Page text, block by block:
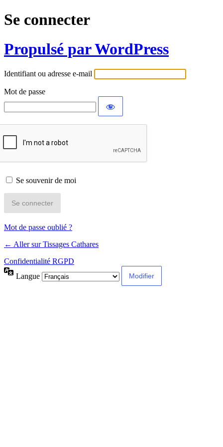
Se connecter
Propulsé par WordPress
Identifiant ou adresse e-mail
Mot de passe
Se souvenir de moi
Mot de passe oublié ?
← Aller sur Tissages Cathares
Confidentialité RGPD
Langue